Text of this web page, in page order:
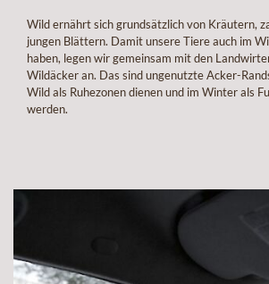
Wild ernährt sich grundsätzlich von Kräutern,
jungen Blättern. Damit unsere Tiere auch im
haben, legen wir gemeinsam mit den
Wildäcker an. Das sind ungenutzte Acker-
Wild als Ruhezonen dienen und im Winter als
werden.